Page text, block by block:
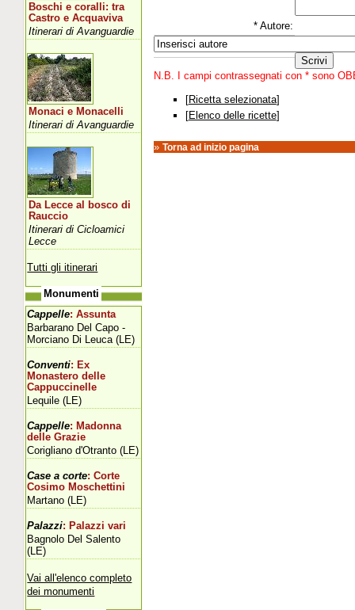
* Autore:
N.B. I campi contrassegnati con * sono
[Ricetta selezionata]
[Elenco delle ricette]
» Torna ad inizio pagina
Boschi e coralli: tra
Castro e Acquaviva
Itinerari di Avanguardie
Monaci e Monacelli
Itinerari di Avanguardie
Da Lecce al bosco di
Rauccio
Itinerari di Cicloamici
Lecce
Tutti gli itinerari
Monumenti
Cappelle: Assunta
Barbarano Del Capo -
Morciano Di Leuca (LE)
Conventi: Ex
Monastero delle
Cappuccinelle
Lequile (LE)
Cappelle: Madonna
delle Grazie
Corigliano d'Otranto (LE)
Case a corte: Corte
Cosimo Moschettini
Martano (LE)
Palazzi: Palazzi vari
Bagnolo Del Salento
(LE)
Vai all'elenco completo
dei monumenti